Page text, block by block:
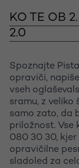
KO TE OB
2.0
Spoznajte
opraviči,
vseh
sramu, z veliko
samo zato, da
priložnost. Vse
080 30 30,
opravičilne
sladoled za